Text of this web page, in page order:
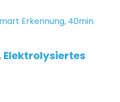
Elektrolysiertes